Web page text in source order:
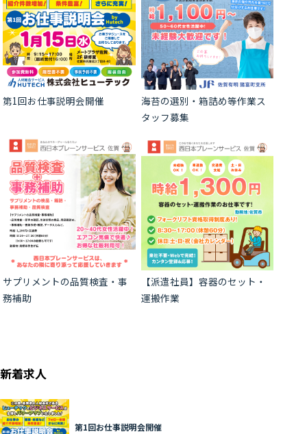
第1回お仕事説明会開催
海苔の選別・箱詰め等作業ス
タッフ募集
サプリメントの品質検査・事
務補助
【派遣社員】容器のセット・
運搬作業
新着求人
第1回お仕事説明会開催